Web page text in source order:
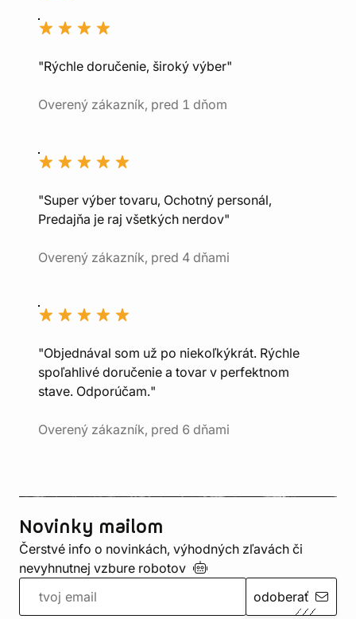
"Rýchle doručenie, široký výber"
Overený zákazník, pred 1 dňom
"Super výber tovaru, Ochotný personál,
Predajňa je raj všetkých nerdov"
Overený zákazník, pred 4 dňami
"Objednával som už po niekoľkýkrát. Rýchle
spoľahlivé doručenie a tovar v perfektnom
stave. Odporúčam."
Overený zákazník, pred 6 dňami
Novinky mailom
Čerstvé info o novinkách, výhodných zľavách či
nevyhnutnej vzbure robotov
odoberať